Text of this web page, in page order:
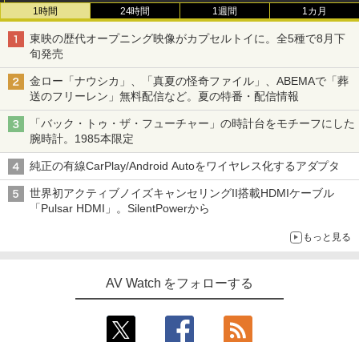
1時間 24時間 1週間 1カ月
東映の歴代オープニング映像がカプセルトイに。全5種で8月下
旬発売
金ロー「ナウシカ」、「真夏の怪奇ファイル」、ABEMAで「葬
送のフリーレン」無料配信など。夏の特番・配信情報
「バック・トゥ・ザ・フューチャー」の時計台をモチーフにした
腕時計。1985本限定
純正の有線CarPlay/Android Autoをワイヤレス化するアダプタ
世界初アクティブノイズキャンセリングII搭載HDMIケーブル
「Pulsar HDMI」。SilentPowerから
もっと見る
AV Watch をフォローする